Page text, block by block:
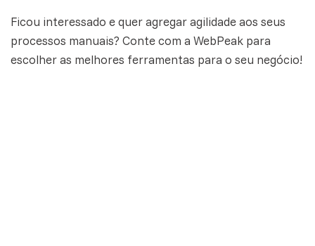
Ficou interessado e quer agregar agilidade aos seus
processos manuais? Conte com a WebPeak para
escolher as melhores ferramentas para o seu negócio!